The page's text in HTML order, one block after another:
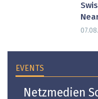
EVENTS
Netzmedien